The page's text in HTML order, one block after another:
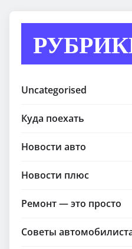
Uncategorised
Куда поехать
Новости авто
Новости плюс
Ремонт — это просто
Советы